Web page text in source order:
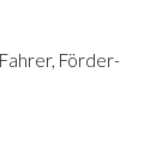
Förder-